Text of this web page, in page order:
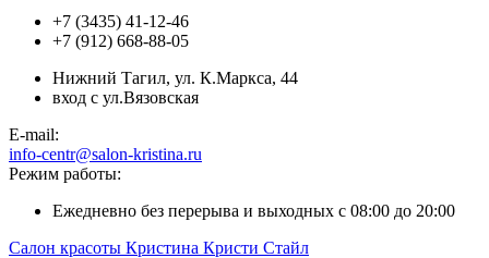
+7 (3435) 41-12-46
+7 (912) 668-88-05
Нижний Тагил, ул. К.Маркса, 44
вход с ул.Вязовская
E-mail:
info-centr@salon-kristina.ru
Режим работы:
Ежедневно без перерыва и выходных с 08:00 до 20:00
Салон красоты Кристина Кристи Стайл